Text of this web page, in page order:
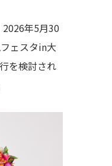
2026年5月30
ェスタin大
を検討され